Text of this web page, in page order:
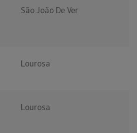
São João De Ver
Lourosa
Lourosa